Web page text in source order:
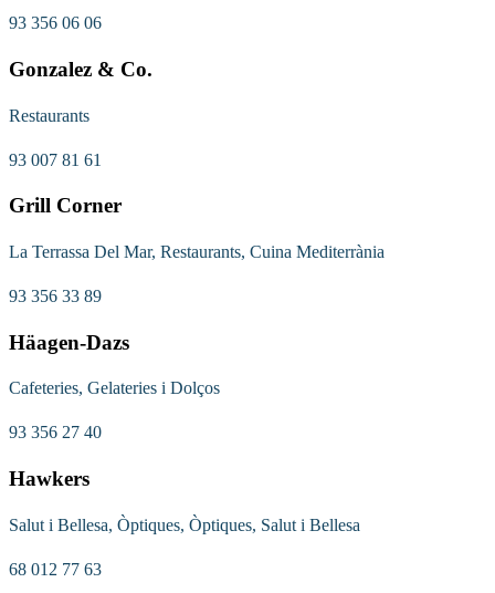
93 356 06 06
Gonzalez & Co.
Restaurants
93 007 81 61
Grill Corner
La Terrassa Del Mar, Restaurants, Cuina Mediterrània
93 356 33 89
Häagen-Dazs
Cafeteries, Gelateries i Dolços
93 356 27 40
Hawkers
Salut i Bellesa, Òptiques, Òptiques, Salut i Bellesa
68 012 77 63